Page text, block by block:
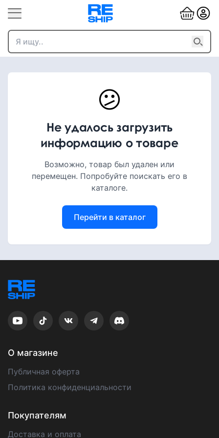
😕
Не удалось загрузить
информацию о товаре
Возможно, товар был удален или
перемещен. Попробуйте поискать его в
каталоге.
Перейти в каталог
О магазине
Публичная оферта
Политика конфиденциальности
Покупателям
Доставка и оплата